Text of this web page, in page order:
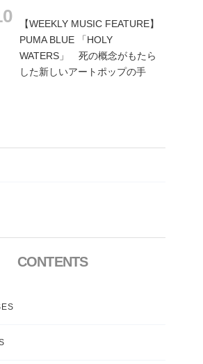
【WEEKLY MUSIC FEATURE】
PUMA BLUE 「HOLY
WATERS」 死の概念がもたら
した新しいアートポップの手
CONTENTS